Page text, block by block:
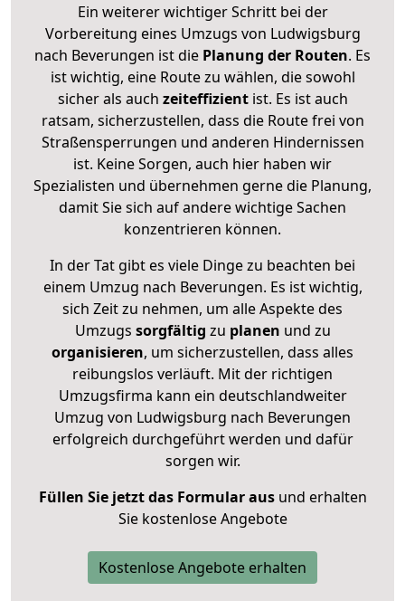
Ein weiterer wichtiger Schritt bei der
Vorbereitung eines Umzugs von Ludwigsburg
nach Beverungen ist die Planung der Routen. Es
ist wichtig, eine Route zu wählen, die sowohl
sicher als auch zeiteffizientist. Es ist auch
ratsam, sicherzustellen, dass die Route frei von
Straßensperrungen und anderen Hindernissen
ist. Keine Sorgen, auch hier haben wir
Spezialisten und übernehmen gerne die Planung,
damit Sie sich auf andere wichtige Sachen
konzentrieren können.
In der Tat gibt es viele Dinge zu beachten bei
einem Umzug nach Beverungen. Es ist wichtig,
sich Zeit zu nehmen, um alle Aspekte des
Umzugs sorgfältig zu planen und zu
organisieren, um sicherzustellen, dass alles
reibungslos verläuft. Mit der richtigen
Umzugsfirma kann ein deutschlandweiter
Umzug von Ludwigsburg nach Beverungen
erfolgreich durchgeführt werden und dafür
sorgen wir.
Füllen Sie jetzt das Formular ausund erhalten
Sie kostenlose Angebote
Kostenlose Angebote erhalten